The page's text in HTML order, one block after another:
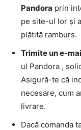
Pandora prin
pe site-ul lor și
plătită ramburs.
Trimite un e-
ul Pandora ,
Asigură-te că
necesare, cum
livrare.
Dacă comanda